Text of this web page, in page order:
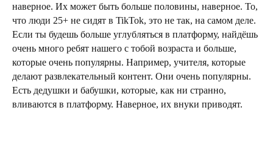
наверное. Их может быть больше половины, наверное. То,
что люди 25+ не сидят в TikTok, это не так, на самом деле.
Если ты будешь больше углубляться в платформу, найдёшь
очень много ребят нашего с тобой возраста и больше,
которые очень популярны. Например, учителя, которые
делают развлекательный контент. Они очень популярны.
Есть дедушки и бабушки, которые, как ни странно,
вливаются в платформу. Наверное, их внуки приводят.